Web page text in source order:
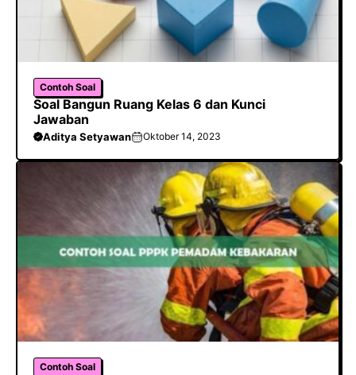
Contoh Soal
Soal Bangun Ruang Kelas 6 dan Kunci
Jawaban
Aditya Setyawan Oktober 14, 2023
Contoh Soal